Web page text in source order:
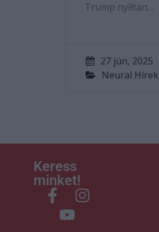
Trump nyíltan…
27 jún, 2025
Neural Hírek
Keress
minket!